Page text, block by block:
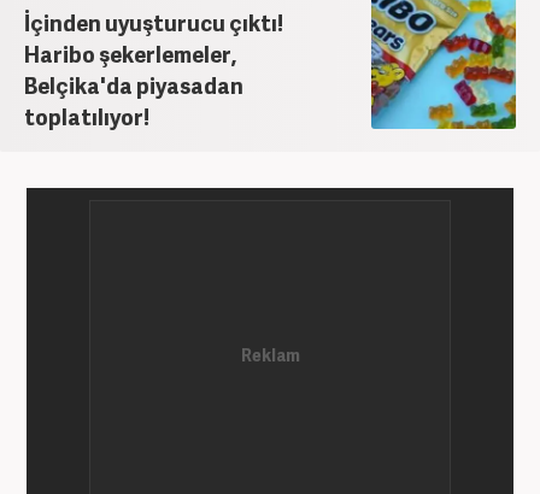
İçinden uyuşturucu çıktı!
Haribo şekerlemeler,
Belçika'da piyasadan
toplatılıyor!